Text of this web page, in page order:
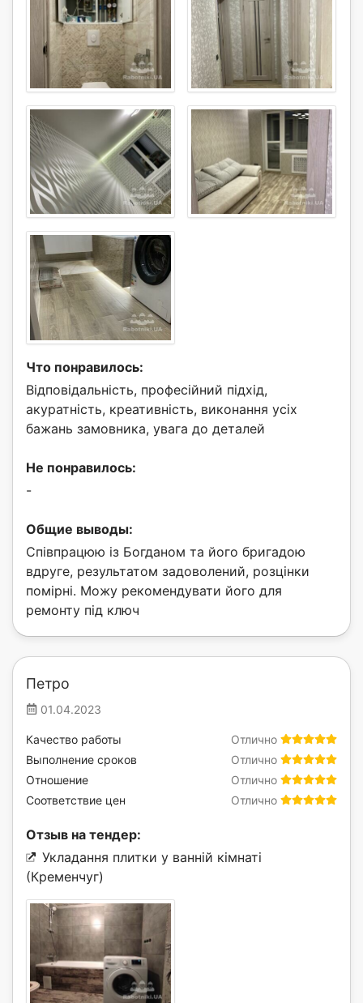
Что понравилось:
Відповідальність, професійний підхід,
акуратність, креативність, виконання усіх
бажань замовника, увага до деталей
Не понравилось:
-
Общие выводы:
Співпрацюю із Богданом та його бригадою
вдруге, результатом задоволений, розцінки
помірні. Можу рекомендувати його для
ремонту під ключ
Петро
01.04.2023
Отлично
Качество работы
Отлично
Выполнение сроков
Отлично
Отношение
Отлично
Соответствие цен
Отзыв на тендер:
Укладання плитки у ванній кімнаті
(Кременчуг)